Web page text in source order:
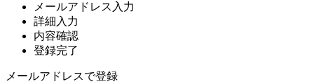
メールアドレス入力
詳細入力
内容確認
登録完了
メールアドレスで登録